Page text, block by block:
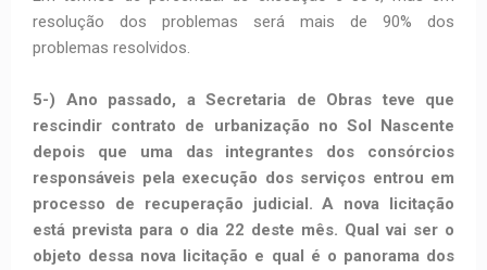
resolução dos problemas será mais de 90% dos
problemas resolvidos.
5-) Ano passado, a Secretaria de Obras teve que
rescindir contrato de urbanização no Sol Nascente
depois que uma das integrantes dos consórcios
responsáveis pela execução dos serviços entrou em
processo de recuperação judicial. A nova licitação
está prevista para o dia 22 deste mês. Qual vai ser o
objeto dessa nova licitação e qual é o panorama dos